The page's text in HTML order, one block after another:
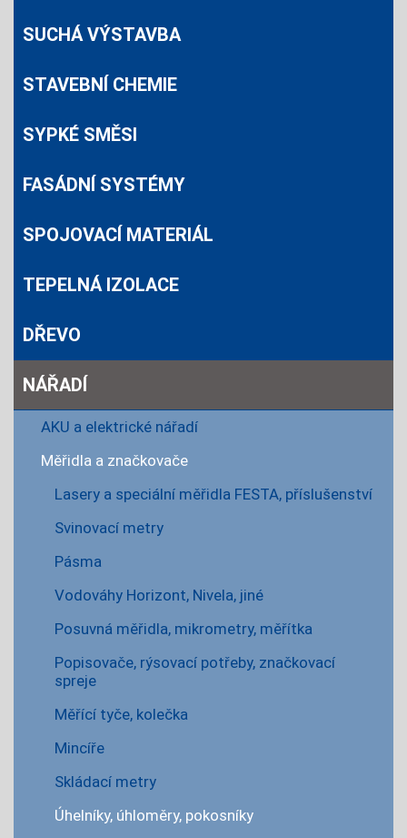
SUCHÁ VÝSTAVBA
STAVEBNÍ CHEMIE
SYPKÉ SMĚSI
FASÁDNÍ SYSTÉMY
SPOJOVACÍ MATERIÁL
TEPELNÁ IZOLACE
DŘEVO
NÁŘADÍ
AKU a elektrické nářadí
Měřidla a značkovače
Lasery a speciální měřidla FESTA, příslušenství
Svinovací metry
Pásma
Vodováhy Horizont, Nivela, jiné
Posuvná měřidla, mikrometry, měřítka
Popisovače, rýsovací potřeby, značkovací
spreje
Měřící tyče, kolečka
Mincíře
Skládací metry
Úhelníky, úhloměry, pokosníky